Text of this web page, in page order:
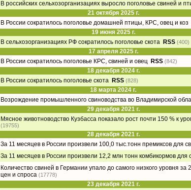
В российских сельхозорганизациях выросло поголовье свиней и
21 октября 2025 г.
В России сократилось поголовье домашней птицы, КРС, овец и коз
19 июня 2025 г.
В сельхозорганизациях РФ сократилось поголовье скота RSS (400)
17 апреля 2025 г.
В России сократилось поголовье КРС, свиней и овец RSS (842)
18 декабря 2024 г.
В России сократилось поголовье скота RSS (828)
18 марта 2024 г.
Возрождение промышленного свиноводства во Владимирской
29 декабря 2021 г.
Мясное животноводство Кузбасса показало рост почти 150 % к
(19755)
28 декабря 2021 г.
За 11 месяцев в России произвели 100,0 тыс.тонн премиксов для
За 11 месяцев в России произвели 12,2 млн тонн комбикормов для
Количество свиней в Германии упало до самого низкого уровня за
цен и спроса (17778)
23 декабря 2021 г.